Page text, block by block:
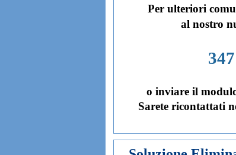
Per ulteriori
al nostro
o inviare il
Sarete ricontattati